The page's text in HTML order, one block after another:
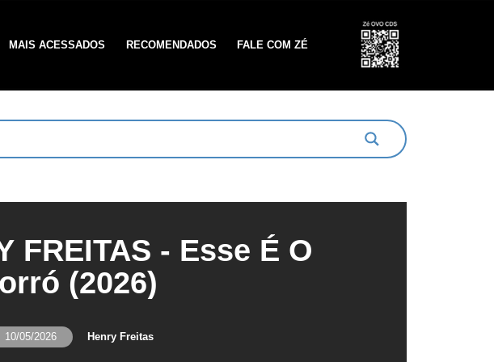
MAIS ACESSADOS RECOMENDADOS FALE COM ZÉ
FREITAS - Esse É O
(2026)
10/05/2026 Henry Freitas